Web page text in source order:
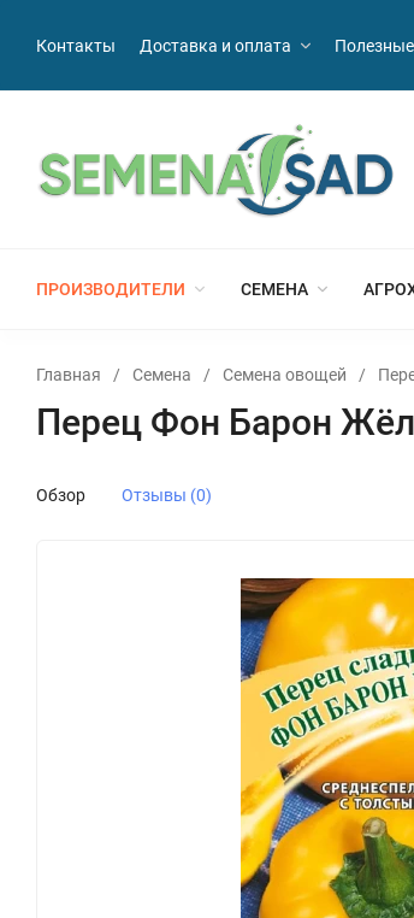
Контакты Доставка и оплата
ПРОИЗВОДИТЕЛИ СЕМЕНА
Главная / Семена / Семена овощей /
Перец Фон Барон
Обзор Отзывы (0)